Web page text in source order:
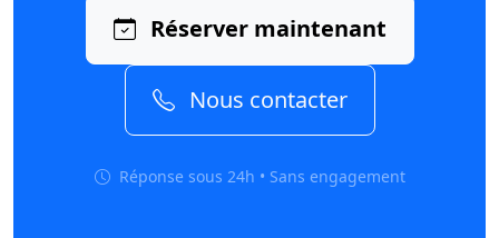
Réserver maintenant
Nous contacter
Réponse sous 24h • Sans engagement